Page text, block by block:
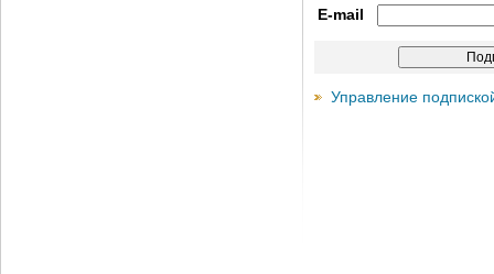
E-mail
Управление